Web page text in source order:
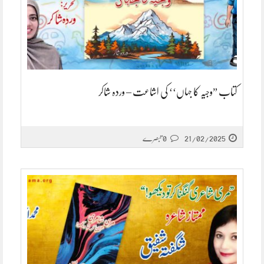
کتاب ”وجیہ کا جہاں‘‘ کی اشاعت – وردہ شاکر
21/02/2025